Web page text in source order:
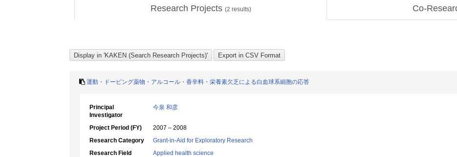
Research Projects (2 results) Co-
運動・ドーピング薬物・アルコール・香辛料・栄養素欠乏による白血球系細胞の応答
Principal
Investigator
今泉 和彦
Project Period (FY)
2007 – 2008
Research Category
Grant-in-Aid for Exploratory Research
Research Field
Applied health science